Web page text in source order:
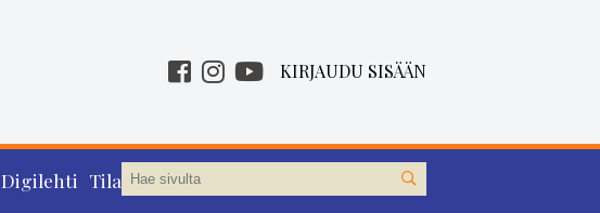
KIRJAUDU SISÄÄN
Digilehti Tilaa